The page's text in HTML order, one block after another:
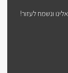
ונשמח לעזור!